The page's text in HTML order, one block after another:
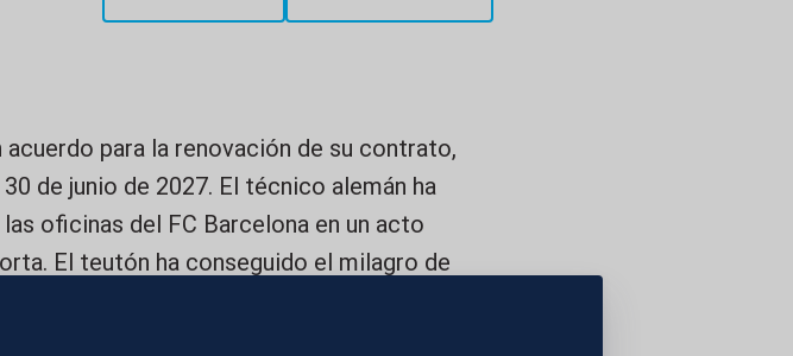
acuerdo para la renovación de su contrato,
de junio de 2027. El técnico alemán ha
oficinas del FC Barcelona en un acto
El teutón ha conseguido el milagro de